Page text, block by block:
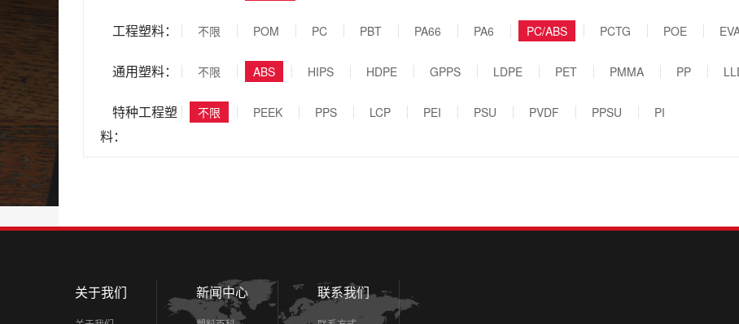
工程塑料： 不限 POM PC PBT PA66 PA6 PC/ABS PCTG POE
通用塑料： 不限 ABS HIPS HDPE GPPS LDPE PET PMMA PP
特种工程塑
料：
不限 PEEK PPS LCP PEI PSU PVDF PPSU PI
关于我们 新闻中心 联系我们